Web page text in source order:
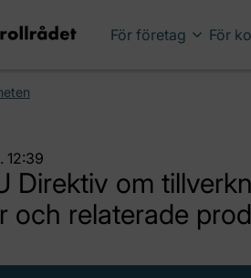
För företag För
12:39
Direktiv om
och relaterade